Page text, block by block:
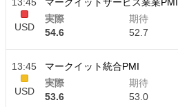
USD
実際
54.6
期待
52.7
13:45
USD
マークイット統合PMI
実際
53.6
期待
53.0